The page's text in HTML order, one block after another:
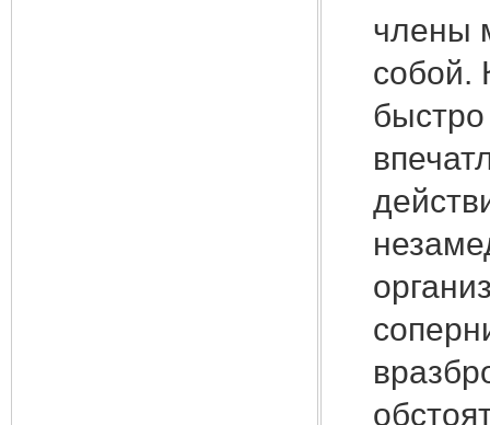
члены
собой.
быстро